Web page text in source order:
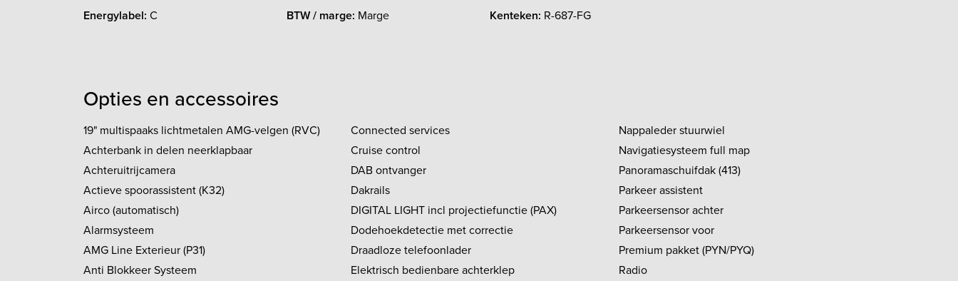
Energylabel: C BTW / marge: Marge Kenteken: R-687-FG
Opties en accessoires
19" multispaaks lichtmetalen AMG-velgen (RVC)
Achterbank in delen neerklapbaar
Achteruitrijcamera
Actieve spoorassistent (K32)
Airco (automatisch)
Alarmsysteem
AMG Line Exterieur (P31)
Anti Blokkeer Systeem
Connected services
Cruise control
DAB ontvanger
Dakrails
DIGITAL LIGHT incl projectiefunctie (PAX)
Dodehoekdetectie met correctie
Draadloze telefoonlader
Elektrisch bedienbare achterklep
Nappaleder stuurwiel
Navigatiesysteem full map
Panoramaschuifdak (413)
Parkeer assistent
Parkeersensor achter
Parkeersensor voor
Premium pakket (PYN/PYQ)
Radio